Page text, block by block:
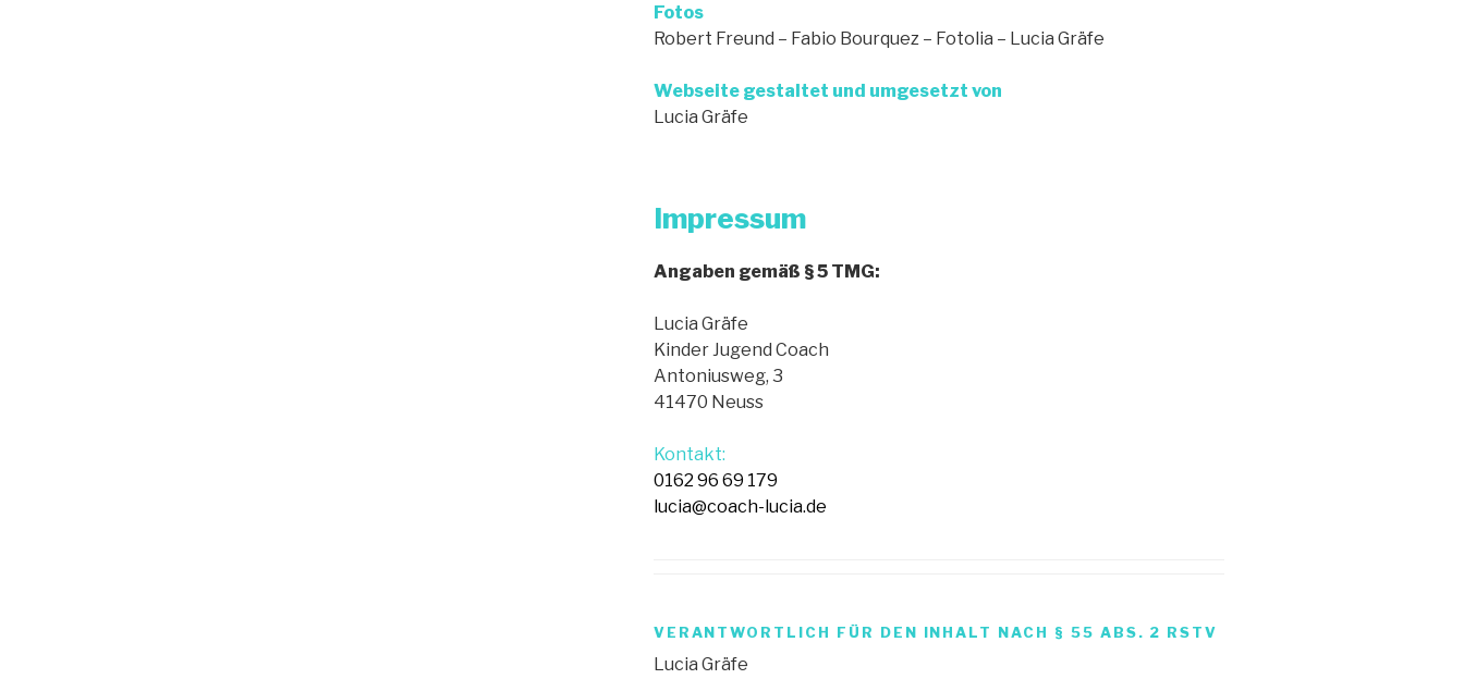
Fotos
Robert Freund – Fabio Bourquez – Fotolia – Lucia Gräfe
Webseite gestaltet und umgesetzt von
Lucia Gräfe
Impressum
Angaben gemäß § 5 TMG:
Lucia Gräfe
Kinder Jugend Coach
Antoniusweg, 3
41470 Neuss
Kontakt:
0162 96 69 179
lucia@coach-lucia.de
VERANTWORTLICH FÜR DEN INHALT NACH § 55 ABS. 2 RSTV
Lucia Gräfe